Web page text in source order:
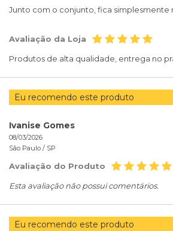
Junto com o conjunto, fica simplesmente
Avaliação da Loja
Produtos de alta qualidade, entrega no
Eu recomendo este produto
Ivanise Gomes
08/03/2026
São Paulo / SP
Avaliação do Produto
Esta avaliação não possui comentários.
Eu recomendo este produto